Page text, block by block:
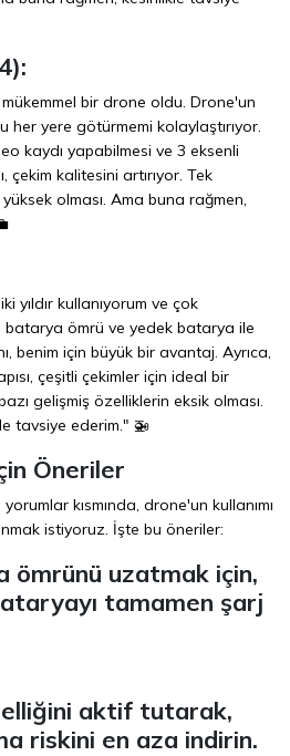
bir drone oldu. Drone'un
her yere götürmemi kolaylaştırıyor.
kaydı yapabilmesi ve 3 eksenli
çekim kalitesini artırıyor. Tek
olması. Ama buna rağmen,
yıldır kullanıyorum ve çok
batarya ömrü ve yedek batarya ile
benim için büyük bir avantaj. Ayrıca,
çeşitli çekimler için ideal bir
gelişmiş özelliklerin eksik olması.
tavsiye ederim." 🚁
Öneriler
kısmında, drone'un kullanımı
istiyoruz. İşte bu öneriler:
ömrünü uzatmak için,
tamamen şarj
aktif tutarak,
riskini en aza indirin.